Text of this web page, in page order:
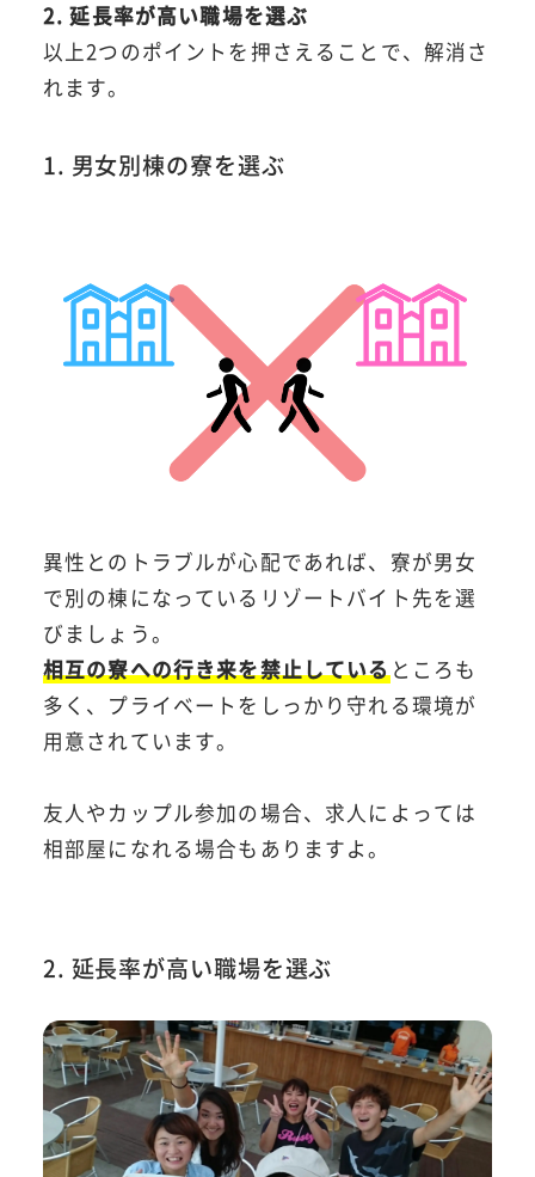
2. 延長率が高い職場を選ぶ
以上2つのポイントを押さえることで、解消さ
れます。
1. 男女別棟の寮を選ぶ
異性とのトラブルが心配であれば、寮が男女
で別の棟になっているリゾートバイト先を選
びましょう。
相互の寮への行き来を禁止しているところも
多く、プライベートをしっかり守れる環境が
用意されています。
友人やカップル参加の場合、求人によっては
相部屋になれる場合もありますよ。
2. 延長率が高い職場を選ぶ